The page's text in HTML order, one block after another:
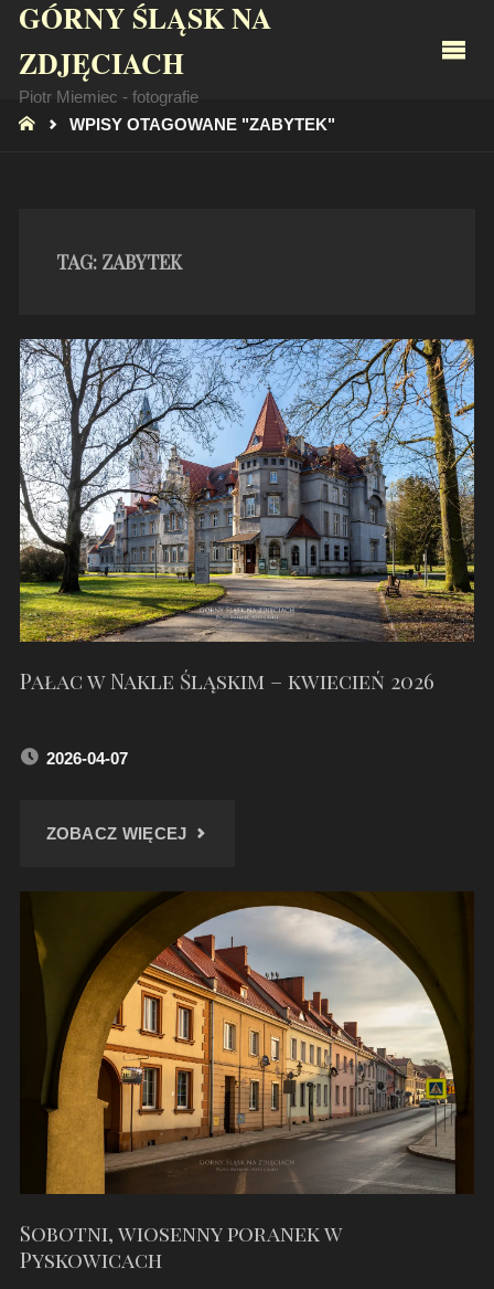
GÓRNY ŚLĄSK NA
ZDJĘCIACH
Piotr Miemiec - fotografie
STRONA
WPISY OTAGOWANE "ZABYTEK"
TAG: ZABYTEK
Pałac w Nakle Śląskim – kwiecień 2026
2026-04-07
ZOBACZ WIĘCEJ"PAŁAC
NAKLE
ŚLĄSKIM
–
KWIECIEŃ
2026"
Sobotni, wiosenny poranek w
Pyskowicach